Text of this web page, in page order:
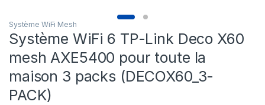
Système WiFi Mesh
Système WiFi 6 TP-Link Deco X60
mesh AXE5400 pour toute la
maison 3 packs (DECOX60_3-
PACK)